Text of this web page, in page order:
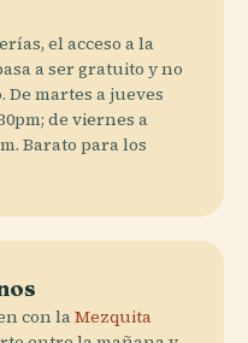
el acceso a la
a ser gratuito y no
De martes a jueves
de viernes a
Barato para los
con laMezquita